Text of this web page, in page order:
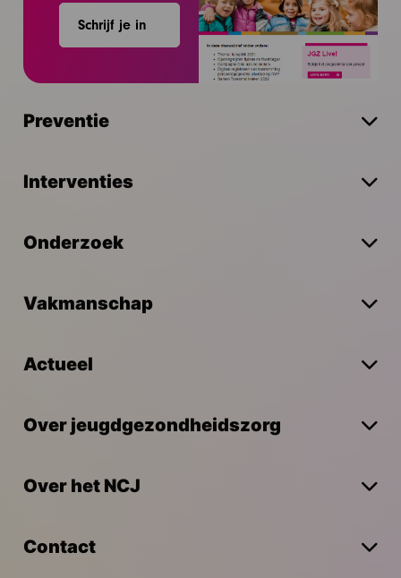
Schrijf je in
Preventie
Interventies
Onderzoek
Vakmanschap
Actueel
Over jeugdgezondheidszorg
Over het NCJ
Contact